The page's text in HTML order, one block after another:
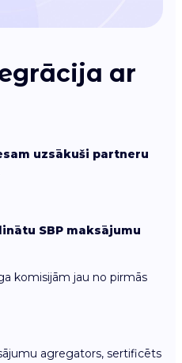
ar
uzsākuši partneru
SBP maksājumu
komisijām jau no pirmās
agregators, sertificēts